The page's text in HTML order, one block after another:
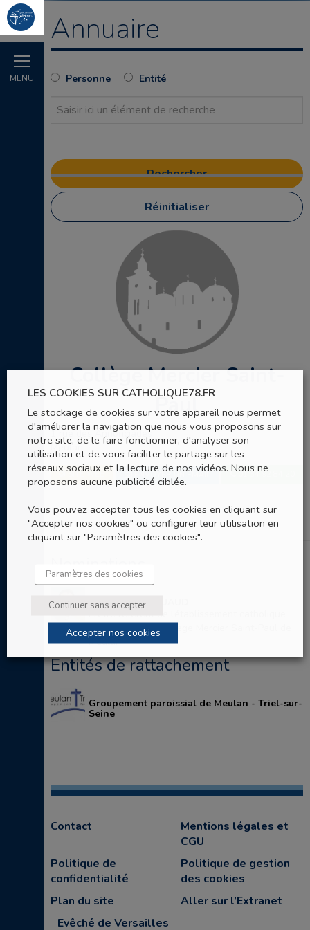
MENU
Annuaire
Personne Entité
Réinitialiser
Collège Mercier Saint-
Paul
1 rue des Annonciades
Meulan
SITE WEB ENVOYER UN EMAIL 01 34 92 84 20
Nominations
P. Benjamin ROUAUD
Prêtre référent de l’établissement catholique
d’enseignement collège Mercier Saint-Paul de
Meulan
Entités de rattachement
Groupement paroissial de Meulan - Triel-sur-
Seine
Contact
Mentions légales et
CGU
Politique de
confidentialité
Politique de gestion
des cookies
Plan du site
Aller sur l’Extranet
Evêché de Versailles
LES COOKIES SUR CATHOLIQUE78.FR
Le stockage de cookies sur votre appareil nous permet
d'améliorer la navigation que nous vous proposons sur
notre site, de le faire fonctionner, d'analyser son
utilisation et de vous faciliter le partage sur les
réseaux sociaux et la lecture de nos vidéos. Nous ne
proposons aucune publicité ciblée.
Vous pouvez accepter tous les cookies en cliquant sur
"Accepter nos cookies" ou configurer leur utilisation en
cliquant sur "Paramètres des cookies".
Paramètres des cookies
Continuer sans accepter
Accepter nos cookies